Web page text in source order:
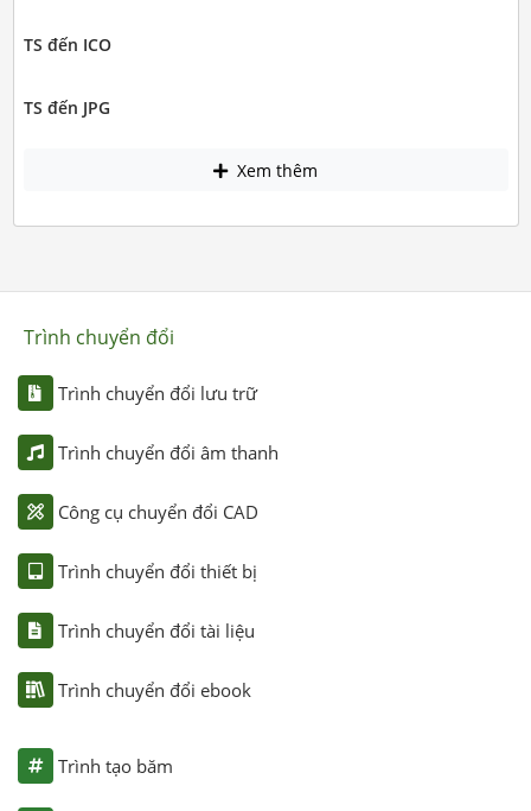
TS đến ICO
TS đến JPG
Xem thêm
Trình chuyển đổi
Trình chuyển đổi lưu trữ
Trình chuyển đổi âm thanh
Công cụ chuyển đổi CAD
Trình chuyển đổi thiết bị
Trình chuyển đổi tài liệu
Trình chuyển đổi ebook
Trình tạo băm